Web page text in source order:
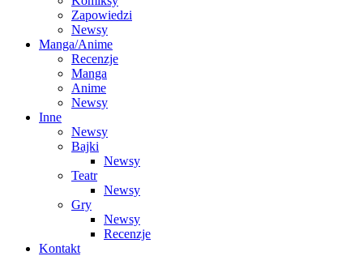
Zapowiedzi
Newsy
Manga/Anime
Recenzje
Manga
Anime
Newsy
Inne
Newsy
Bajki
Newsy
Teatr
Newsy
Gry
Newsy
Recenzje
Kontakt